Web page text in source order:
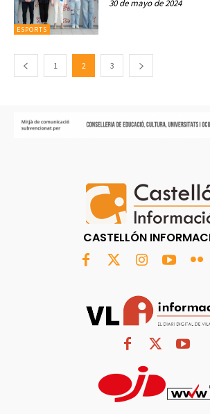
ESPORTS
30 de mayo de 2024
1 2 3
CASTELLÓN